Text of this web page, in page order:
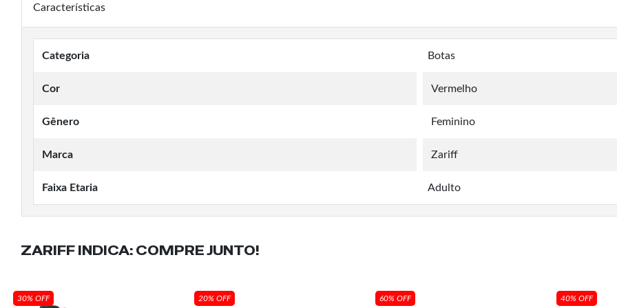
Características
Categoria Botas
Cor Vermelho
Gênero Feminino
Marca Zariff
Faixa Etaria Adulto
ZARIFF INDICA: COMPRE JUNTO!
30% OFF 20% OFF 60% OFF 40% OFF